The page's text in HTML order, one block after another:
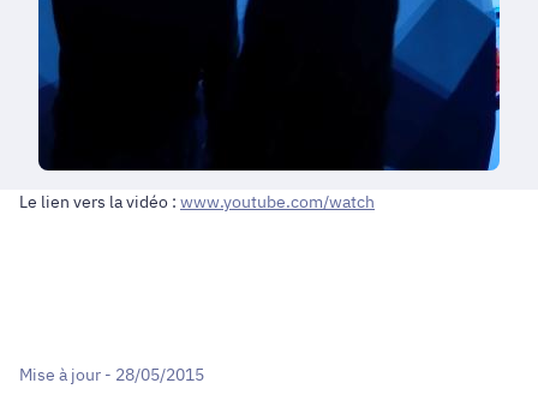
Le lien vers la vidéo : www.youtube.com/watch
Mise à jour - 28/05/2015